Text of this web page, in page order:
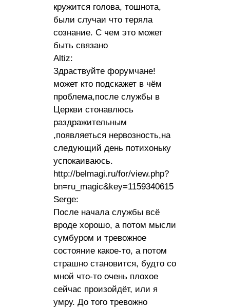
кружится голова, тошнота,
были случаи что теряла
сознание. С чем это может
быть связано
Altiz:
Здраствуйте форумчане!
может кто подскажет в чём
проблема,после службы в
Церкви стонавлюсь
раздражительным
,появляеться нервозность,на
следующий день потихоньку
успокаиваюсь.
http://belmagi.ru/for/view.php?
bn=ru_magic&key=1159340615
Serge:
После начала службы всё
вроде хорошо, а потом мысли
сумбуром и тревожное
состояние какое-то, а потом
страшно становится, будто со
мной что-то очень плохое
сейчас произойдёт, или я
умру. До того тревожно